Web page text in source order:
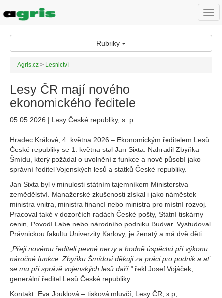
Rubriky
Agris.cz > Lesnictví
Lesy ČR mají nového
ekonomického ředitele
05.05.2026 | Lesy České republiky, s. p.
Hradec Králové, 4. května 2026 – Ekonomickým ředitelem Lesů
České republiky se 1. května stal Jan Sixta. Nahradil Zbyňka
Šmídu, který požádal o uvolnění z funkce a nově působí jako
správní ředitel Vojenských lesů a statků České republiky.
Jan Sixta byl v minulosti státním tajemníkem Ministerstva
zemědělství. Manažerské zkušenosti získal i jako náměstek
ministra vnitra, ministra financí nebo ministra pro místní rozvoj.
Pracoval také v dozorčích radách České pošty, Státní tiskárny
cenin, Povodí Labe nebo národního podniku Budvar. Vystudoval
Právnickou fakultu Univerzity Karlovy, je ženatý a má dvě děti.
„Přeji novému řediteli pevné nervy a hodně úspěchů při výkonu
náročné funkce. Zbyňku Šmídovi děkuji za práci pro podnik a ať
se mu při správě vojenských lesů daří,“ řekl Josef Vojáček,
generální ředitel Lesů České republiky.
Kontakt: Eva Jouklová – tisková mluvčí; Lesy ČR, s.p;